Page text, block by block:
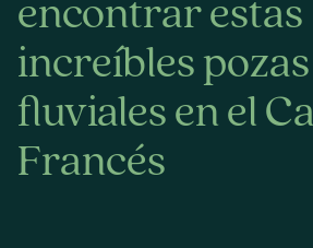
encontrar estas
increíbles
fluviales en el
Francés